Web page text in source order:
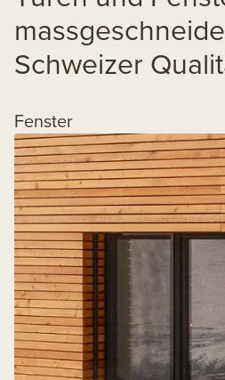
Schweizer
Fenster